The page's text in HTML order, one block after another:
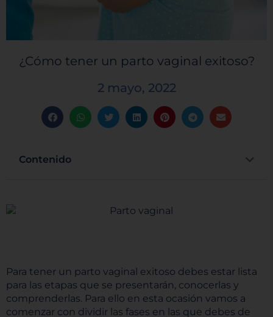
¿Cómo tener un parto vaginal exitoso?
2 mayo, 2022
Contenido
Para tener un parto vaginal exitoso debes estar lista
para las etapas que se presentarán, conocerlas y
comprenderlas. Para ello en esta ocasión vamos a
comenzar con dividir las fases en las que debes de